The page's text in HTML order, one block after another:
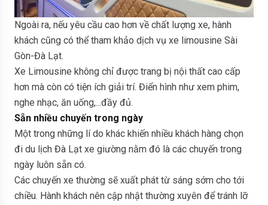
Ngoài ra, nếu yêu cầu cao hơn về chất lượng xe, hành
khách cũng có thể tham khảo dịch vụ xe limousine Sài
Gòn-Đà Lạt.
Xe Limousine không chỉ được trang bị nội thất cao cấp
hơn mà còn có tiện ích giải trí. Điển hình như xem phim,
nghe nhạc, ăn uống,...đầy đủ.
Sẵn nhiều chuyến trong ngày
Một trong những lí do khác khiến nhiều khách hàng chọn
đi du lịch Đà Lạt xe giường nằm đó là các chuyến trong
ngày luôn sẵn có.
Các chuyến xe thường sẽ xuất phát từ sáng sớm cho tới
chiều. Hành khách nên cập nhật thường xuyên để tránh lỡ